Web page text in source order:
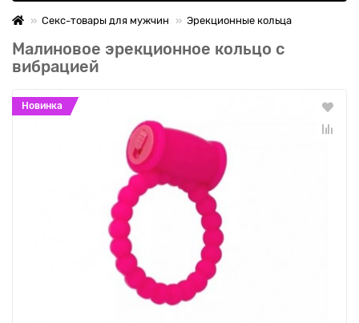
Секс-товары для мужчин Эрекционные кольца
Малиновое эрекционное кольцо с
вибрацией
Новинка